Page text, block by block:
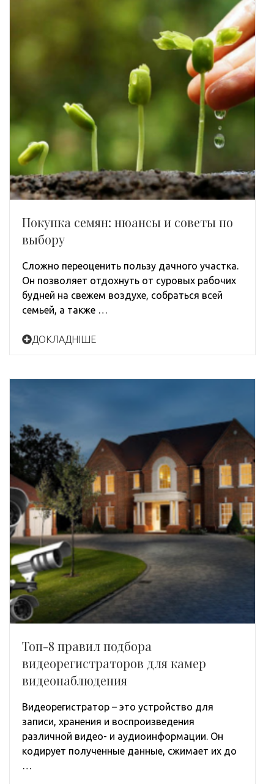
Покупка семян: нюансы и советы по
выбору
Сложно переоценить пользу дачного участка.
Он позволяет отдохнуть от суровых рабочих
будней на свежем воздухе, собраться всей
семьей, а также …
ДОКЛАДНІШЕ
Топ-8 правил подбора
видеорегистраторов для камер
видеонаблюдения
Видеорегистратор – это устройство для
записи, хранения и воспроизведения
различной видео- и аудиоинформации. Он
кодирует полученные данные, сжимает их до
…